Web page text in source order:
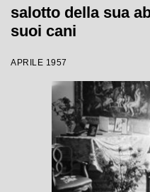
salotto della sua
suoi cani
APRILE 1957